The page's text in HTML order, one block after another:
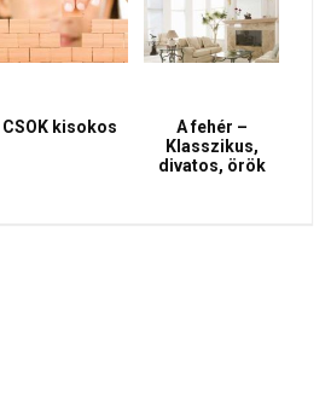
CSOK kisokos
A fehér –
Klasszikus,
divatos, örök